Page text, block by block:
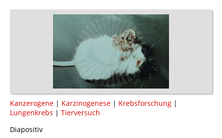
Kanzerogene | Karzinogenese | Krebsforschung |
Lungenkrebs | Tierversuch
Diapositiv